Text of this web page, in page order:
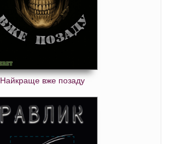
Найкраще вже позаду